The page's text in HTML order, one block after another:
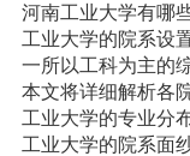
河南工业大学有哪
工业大学的院系设
一所以工科为主的
本文将详细解析各
工业大学的专业分
工业大学的院系面